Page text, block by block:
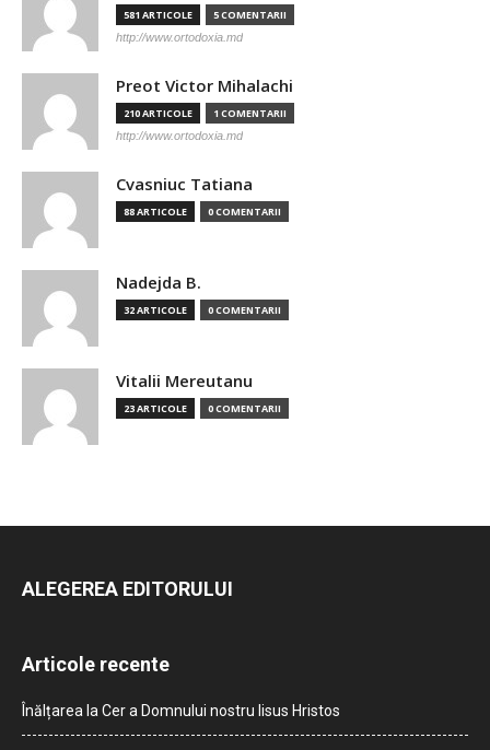
581 ARTICOLE 5 COMENTARII
http://www.ortodoxia.md
Preot Victor Mihalachi
210 ARTICOLE 1 COMENTARII
http://www.ortodoxia.md
Cvasniuc Tatiana
88 ARTICOLE 0 COMENTARII
Nadejda B.
32 ARTICOLE 0 COMENTARII
Vitalii Mereutanu
23 ARTICOLE 0 COMENTARII
ALEGEREA EDITORULUI
Articole recente
Înălțarea la Cer a Domnului nostru Iisus Hristos